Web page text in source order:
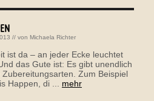
// von Michaela Richter
ist da – an jeder Ecke leuchtet
das Gute ist: Es gibt unendlich
Zubereitungsarten. Zum Beispiel
Happen, di ... mehr